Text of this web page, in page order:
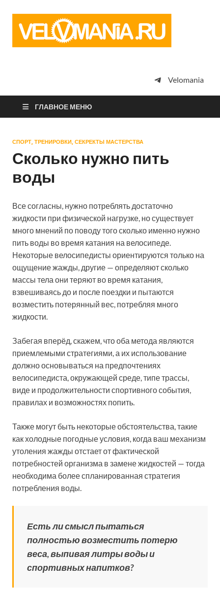
просто
Velomania
ГЛАВНОЕ МЕНЮ
СПОРТ, ТРЕНИРОВКИ, СЕКРЕКТЫ МАСТЕРСТВА
Сколько нужно пить
воды
Все согласны, нужно потреблять достаточно
жидкости при физической нагрузке, но существует
много мнений по поводу того сколько именно нужно
пить воды во время катания на велосипеде.
Некоторые велосипедисты ориентируются только на
ощущение жажды, другие — определяют сколько
массы тела они теряют во время катания,
взвешиваясь до и после поездки и пытаются
возместить потерянный вес, потребляя много
жидкости.
Забегая вперёд, скажем, что оба метода являются
приемлемыми стратегиями, а их использование
должно основываться на предпочтениях
велосипедиста, окружающей среде, типе трассы,
виде и продолжительности спортивного события,
правилах и возможностях попить.
Также могут быть некоторые обстоятельства, такие
как холодные погодные условия, когда ваш механизм
утоления жажды отстает от фактической
потребностей организма в замене жидкостей — тогда
необходима более спланированная стратегия
потребления воды.
Есть ли смысл пытаться
полностью возместить потерю
веса, выпивая литры воды и
спортивных напитков?